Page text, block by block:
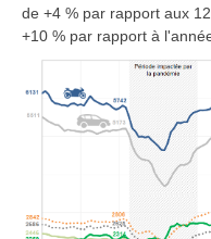
de +4 % par rapport aux
+10 % par rapport à